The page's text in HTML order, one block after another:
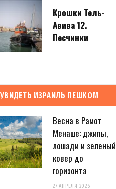
Крошки Тель-
Авива 12.
Песчинки
УВИДЕТЬ ИЗРАИЛЬ ПЕШКОМ
Весна в Рамот
Менаше: джипы,
лошади и зеленый
ковер до
горизонта
27 АПРЕЛЯ 2026